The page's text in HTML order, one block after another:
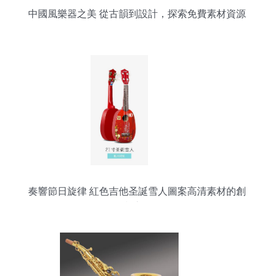
中國風樂器之美 從古韻到設計，探索免費素材資源
奏響節日旋律 紅色吉他圣誕雪人圖案高清素材的創